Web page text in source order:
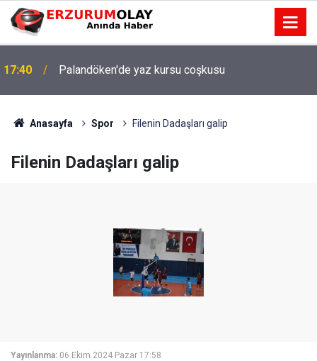
17:40 Palandöken'de yaz kursu coşkusu
Anasayfa Spor Filenin Dadaşları galip
Filenin Dadaşları galip
Yayınlanma: 06 Ekim 2024 Pazar 17:58